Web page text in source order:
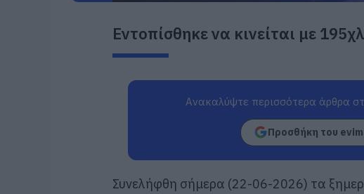
Εντοπίσθηκε να κινείται με
Ανακαλύψτε περισσότερα άρθρα
Προσθήκη του
Συνελήφθη σήμερα (22-06-2026) τα